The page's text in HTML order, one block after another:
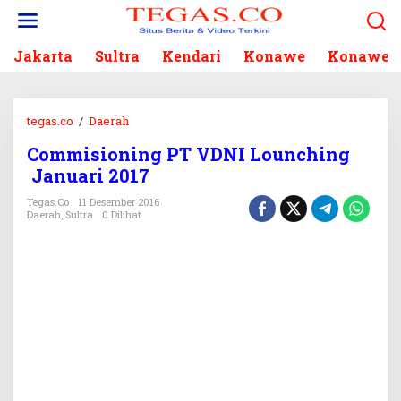
Jakarta Sultra Kendari Konawe Konawe
tegas.co / Daerah
m
m
s
Commisioning PT VDNI Lounching
Januari 2017
Tegas.co
11 Desember 2016
Daerah, Sultra 0 Dilihat